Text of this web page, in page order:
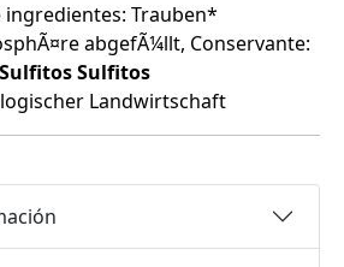
ingredientes: Trauben*
abgefÃ¼llt, Conservante:
SulfitosSulfitos
Landwirtschaft